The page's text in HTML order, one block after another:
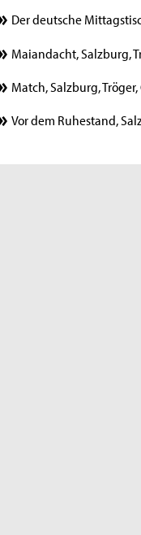
Der deutsche
Maiandacht, Salzburg,
Match, Salzburg,
Vor dem Ruhestand,